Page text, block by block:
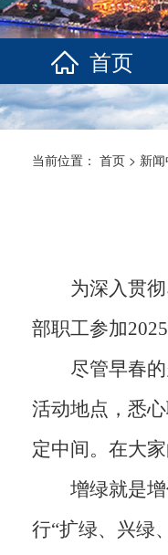
首页
当前位置： 首页 > 新
为深入贯
部职工参加
尽管早春
活动地点，悉
定中间。在大
增绿就是
行“扩绿、兴绿